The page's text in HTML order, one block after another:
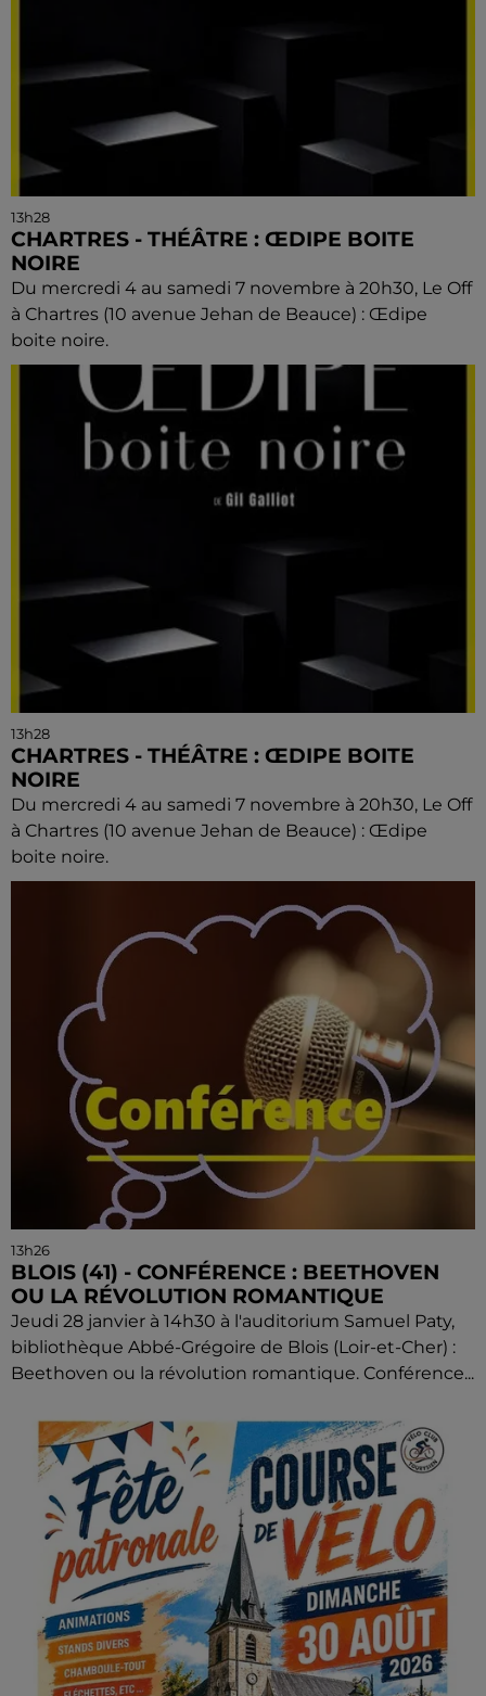
13h28
CHARTRES - THÉÂTRE : ŒDIPE BOITE
NOIRE
Du mercredi 4 au samedi 7 novembre à 20h30, Le Off
à Chartres (10 avenue Jehan de Beauce) : Œdipe
boite noire.
13h28
CHARTRES - THÉÂTRE : ŒDIPE BOITE
NOIRE
Du mercredi 4 au samedi 7 novembre à 20h30, Le Off
à Chartres (10 avenue Jehan de Beauce) : Œdipe
boite noire.
13h26
BLOIS (41) - CONFÉRENCE : BEETHOVEN
OU LA RÉVOLUTION ROMANTIQUE
Jeudi 28 janvier à 14h30 à l'auditorium Samuel Paty,
bibliothèque Abbé-Grégoire de Blois (Loir-et-Cher) :
Beethoven ou la révolution romantique. Conférence...